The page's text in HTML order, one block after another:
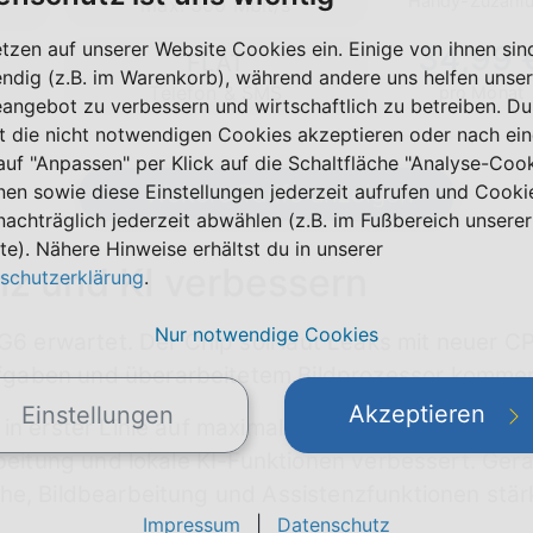
max. 300 Mbit/s
FLAT
Telefon & SMS
34,99
pro Monat
Weitere Tarife anzeigen
und KI verbessern
erwartet. Der Chip soll laut Leaks mit neuer
und überarbeitetem Bildprozessor
erster Linie auf maximale Benchmark-Werte
und lokale KI-Funktionen verbessert.
Bildbearbeitung und Assistenzfunktionen
auf unserer Website Cookies ein. Einige von ihnen
(z.B. im Warenkorb), während andere uns helfen unser
zu verbessern und wirtschaftlich zu betreiben. Du
die nicht notwendigen Cookies akzeptieren oder nach
"Anpassen" per Klick auf die Schaltfläche "Analyse-
sowie diese Einstellungen jederzeit aufrufen und
jederzeit abwählen (z.B. im Fußbereich unserer
Nähere Hinweise erhältst du in unserer
.
Nur notwendige Cookies
Einstellungen Akzeptieren
Impressum Datenschutz